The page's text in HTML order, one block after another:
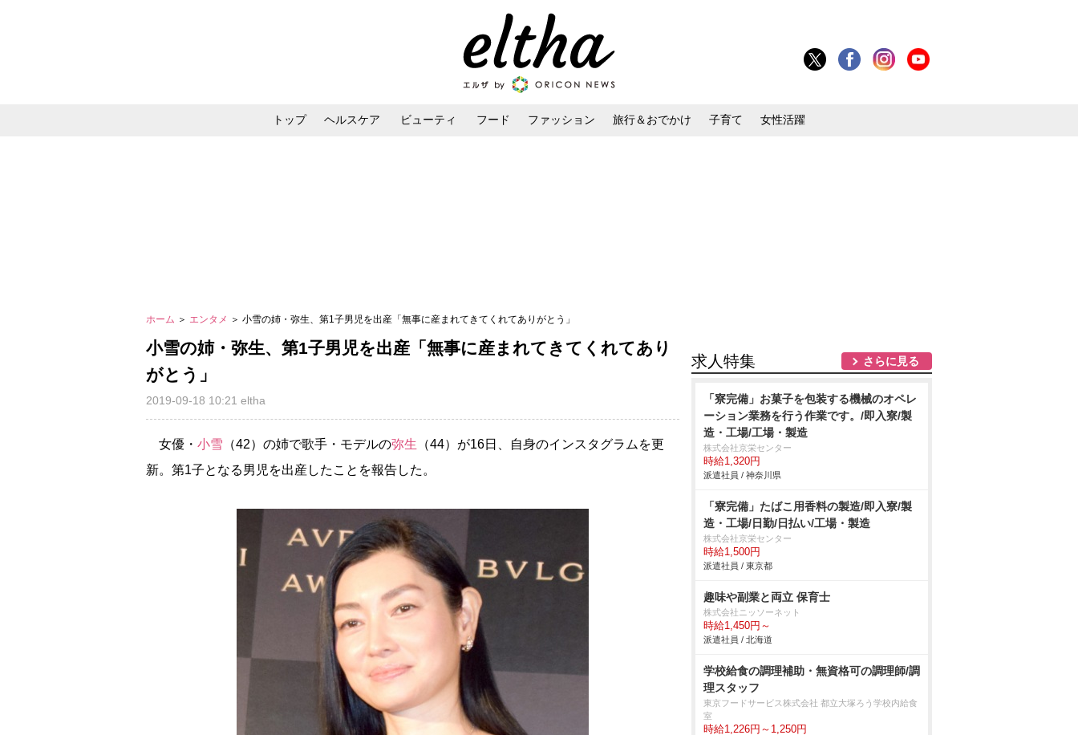
トップ ヘルスケア ビューティ フード ファッション 旅行＆おでかけ 子育て 女性活躍
ホーム ＞ エンタメ ＞ 小雪の姉・弥生、第1子男児を出産「無事に産まれてきてくれてありがとう」
小雪の姉・弥生、第1子男児を出産「無事に産まれてきてくれてあり
がとう」
2019-09-18 10:21 eltha
女優・ 小雪 （42）の姉で歌手・モデルの弥生 （44）が16日、自身のインスタグラムを更
新。第1子となる男児を出産したことを報告した。
求人特集 さらに見る
「寮完備」お菓子を包装する機械のオペレ
ーション業務を行う作業です。/即入寮/製
造・工場/工場・製造
株式会社京栄センター
時給1,320円
派遣社員 / 神奈川県
「寮完備」たばこ用香料の製造/即入寮/製
造・工場/日勤/日払い/工場・製造
株式会社京栄センター
時給1,500円
派遣社員 / 東京都
趣味や副業と両立 保育士
株式会社ニッソーネット
時給1,450円～
派遣社員 / 北海道
学校給食の調理補助・無資格可の調理師/調
理スタッフ
東京フードサービス株式会社 都立大塚ろう学校内給食
室
時給1,226円～1,250円